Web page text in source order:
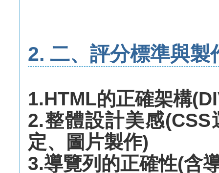
2. 二、評分標準與製
1.HTML的正確架構
2.整體設計美感
定、圖片製作)
3.導覽列的正確性(含